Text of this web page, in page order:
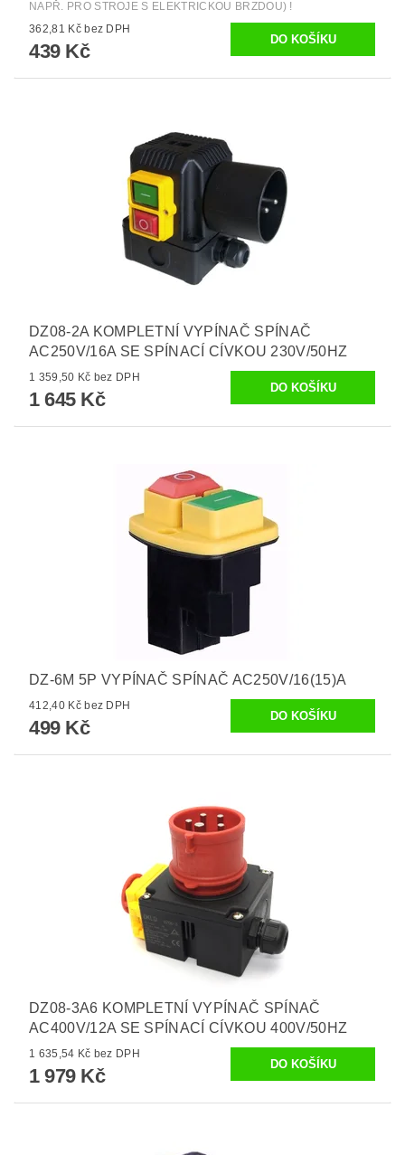
NAPŘ. PRO STROJE S ELEKTRICKOU BRZDOU) !
362,81 Kč bez DPH
439 Kč
DZ08-2A KOMPLETNÍ VYPÍNAČ SPÍNAČ
AC250V/16A SE SPÍNACÍ CÍVKOU 230V/50HZ
1 359,50 Kč bez DPH
1 645 Kč
DZ-6M 5P VYPÍNAČ SPÍNAČ AC250V/16(15)A
412,40 Kč bez DPH
499 Kč
DZ08-3A6 KOMPLETNÍ VYPÍNAČ SPÍNAČ
AC400V/12A SE SPÍNACÍ CÍVKOU 400V/50HZ
1 635,54 Kč bez DPH
1 979 Kč